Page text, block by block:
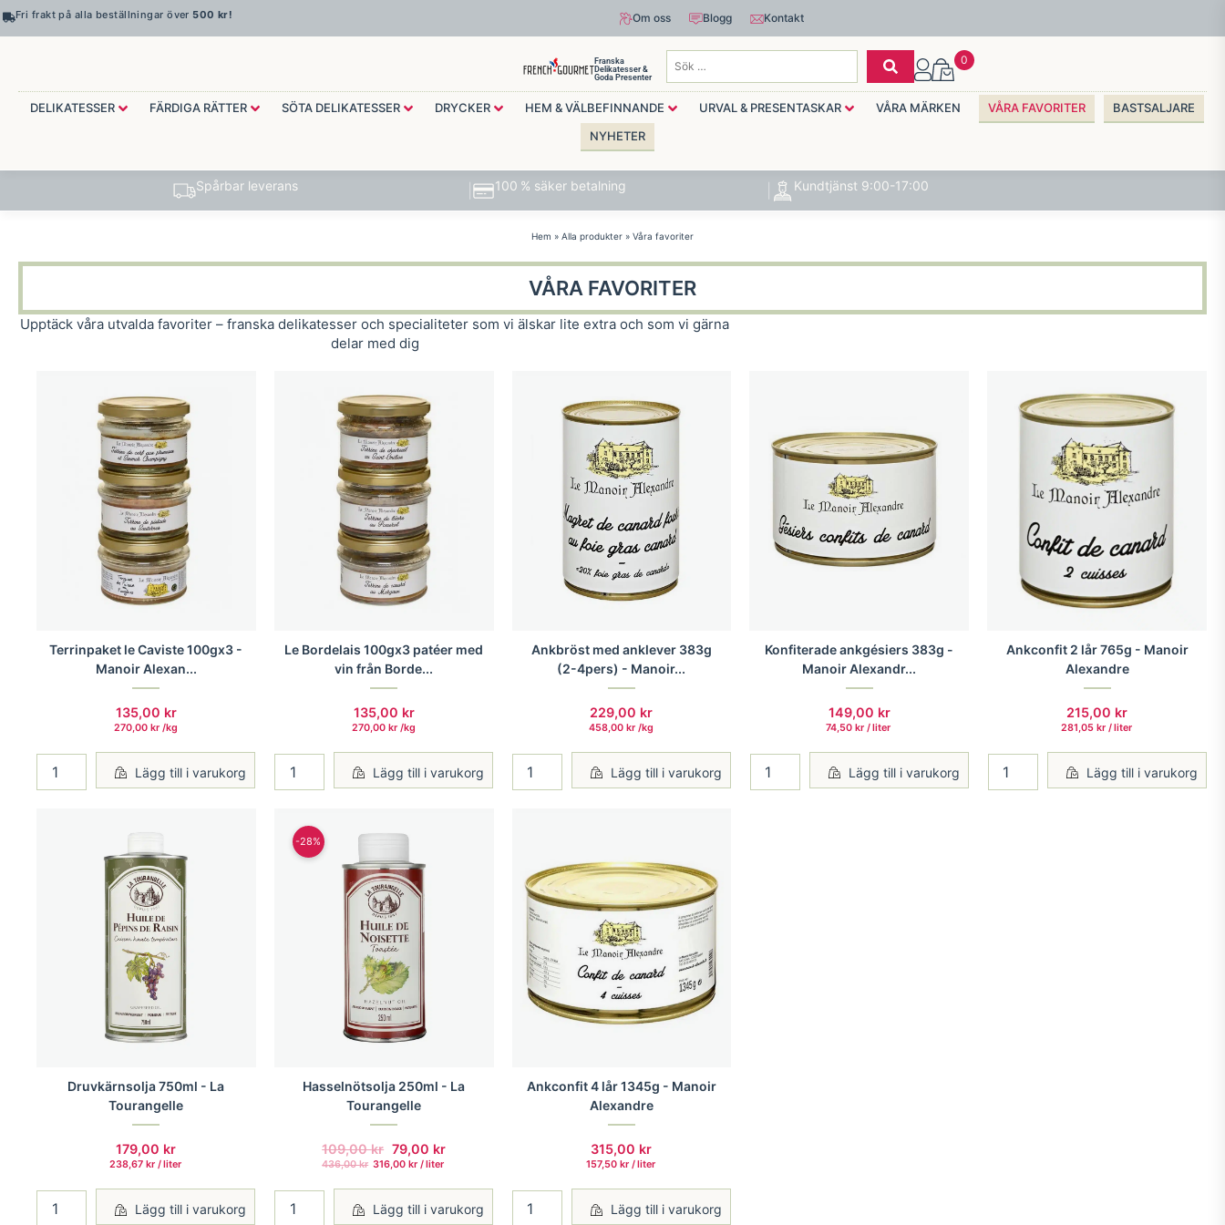
Fri frakt på alla beställningar över 500 kr! Om oss Blogg Kontakt
Franska
Delikatesser &
Goda Presenter
0
DELIKATESSER FÄRDIGA RÄTTER SÖTA DELIKATESSER DRYCKER HEM & VÄLBEFINNANDE URVAL & PRESENTASKAR VÅRA MÄRKEN VÅRA FAVORITER
BASTSALJARE
NYHETER
Spårbar leverans 100 % säker betalning Kundtjänst 9:00-17:00
Hem » Alla produkter » Våra favoriter
VÅRA FAVORITER
Upptäck våra utvalda favoriter – franska delikatesser och specialiteter som vi älskar lite extra och som vi gärna
delar med dig
Terrinpaket le Caviste 100gx3 -
Manoir Alexan...
135,00 kr
270,00kr /kg
Lägg till i varukorg
Le Bordelais 100gx3 patéer med
vin från Borde...
135,00 kr
270,00kr /kg
Lägg till i varukorg
Ankbröst med anklever 383g
(2-4pers) - Manoir...
229,00 kr
458,00kr /kg
Lägg till i varukorg
Konfiterade ankgésiers 383g -
Manoir Alexandr...
149,00 kr
74,50kr / liter
Lägg till i varukorg
Ankconfit 2 lår 765g - Manoir
Alexandre
215,00 kr
281,05 kr / liter
Lägg till i varukorg
Druvkärnsolja 750ml - La
Tourangelle
179,00 kr
238,67 kr / liter
Lägg till i varukorg
-28%
Hasselnötsolja 250ml - La
Tourangelle
109,00kr 79,00 kr
436,00kr 316,00 kr / liter
Lägg till i varukorg
Ankconfit 4 lår 1345g - Manoir
Alexandre
315,00 kr
157,50 kr / liter
Lägg till i varukorg